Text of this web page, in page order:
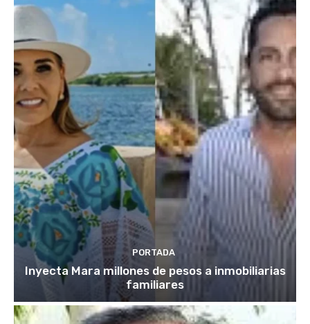
PORTADA
Inyecta Mara millones de pesos a inmobiliarias
familiares